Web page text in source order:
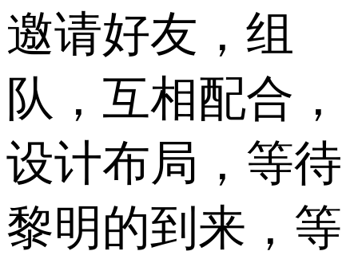
邀请好友，组
队，互相配合，
设计布局，等待
黎明的到来，等